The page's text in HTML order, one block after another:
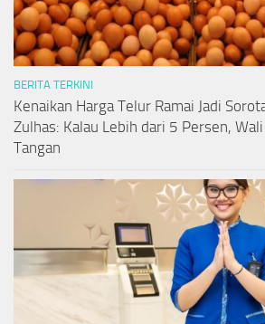
BERITA TERKINI
Kenaikan Harga Telur Ramai Jadi
Zulhas: Kalau Lebih dari 5 Persen,
Tangan